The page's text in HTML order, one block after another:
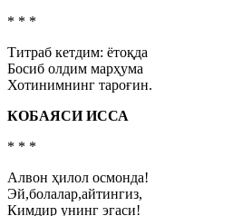
* * *
Титраб кетдим: ётоқда
Босиб олдим марҳума
Хотинимнинг тароғин.
КОБАЯСИ ИССА
* * *
Алвон ҳилол осмонда!
Эй,болалар,айтингиз,
Кимдир унинг эгаси!